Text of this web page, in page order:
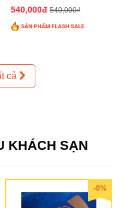
540,000đ 540,000₫
cả
KHÁCH SẠN
-0%